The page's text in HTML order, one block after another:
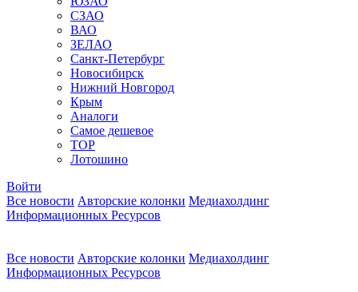
СЗАО
ВАО
ЗЕЛАО
Санкт-Петербург
Новосибирск
Нижний Новгород
Крым
Аналоги
Самое дешевое
TOP
Лотошино
Войти
Все новости Авторские колонки Медиахолдинг
Информационных Ресурсов
Все новости Авторские колонки Медиахолдинг
Информационных Ресурсов